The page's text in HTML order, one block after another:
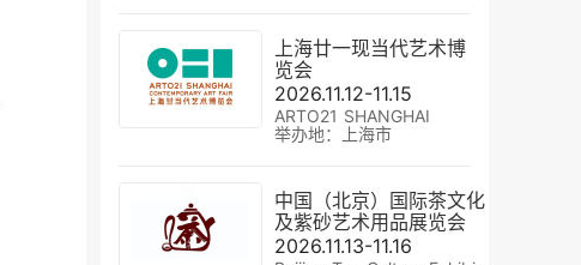
上海廿一现当代艺术博
览会
2026.11.12-11.15
ARTO21 SHANGHAI
举办地：上海市
中国（北京）国际茶文化
及紫砂艺术用品展览会
2026.11.13-11.16